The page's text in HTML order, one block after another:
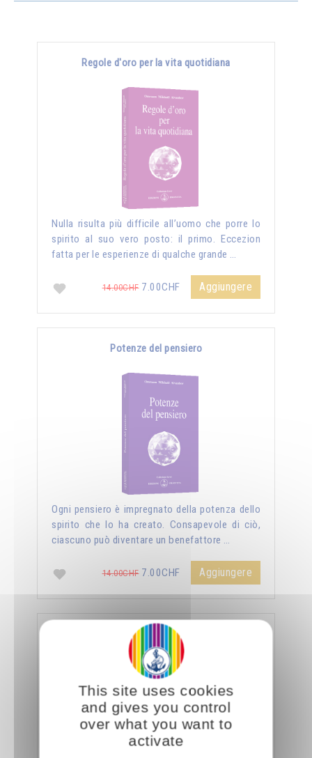
Regole d'oro per la vita quotidiana
Nulla risulta più difficile all’uomo che porre lo
spirito al suo vero posto: il primo. Eccezion
fatta per le esperienze di qualche grande …
14.00CHF7.00CHF Aggiungere
Potenze del pensiero
Ogni pensiero è impregnato della potenza dello
spirito che lo ha creato. Consapevole di ciò,
ciascuno può diventare un benefattore …
14.00CHF7.00CHF Aggiungere
La sessualità forza del cielo
This site uses cookies
and gives you control
over what you want to
activate